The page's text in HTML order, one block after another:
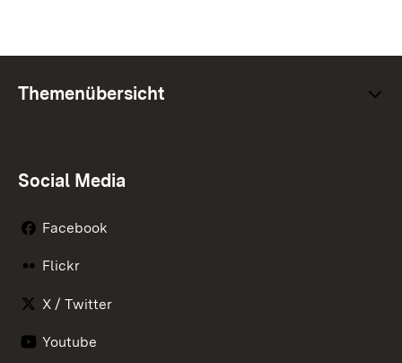
Themenübersicht
Social Media
Facebook
Flickr
X / Twitter
Youtube